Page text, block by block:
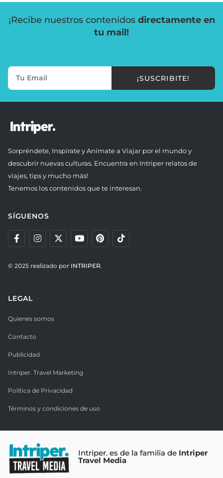
¡Recibe nuestros contenidos directamente en
tu mail!
¡SUSCRIBITE!
Sorpréndete, Inspírate y Anímate a Viajar por el mundo y
descubrir nuevas culturas. Encuentra en Intriper relatos de
viajes, tips y mucho más!
Tenemos los contenidos que te interesan.
SÍGUENOS
© 2025 realizado por INTRIPER.
LEGAL
Quienes somos
Contacto
Publicidad
Intriper. Travel Marketing
Política de Privacidad
Términos y condiciones de uso
Intriper. es de la familia de Intriper
Travel Media